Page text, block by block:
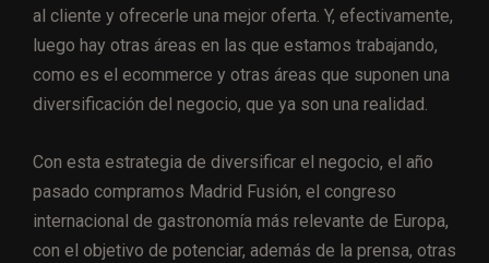
al cliente y ofrecerle una mejor oferta. Y, efectivamente,
luego hay otras áreas en las que estamos trabajando,
como es el ecommerce y otras áreas que suponen una
diversificación del negocio, que ya son una realidad.
Con esta estrategia de diversificar el negocio, el año
pasado compramos Madrid Fusión, el congreso
internacional de gastronomía más relevante de Europa,
con el objetivo de potenciar, además de la prensa, otras